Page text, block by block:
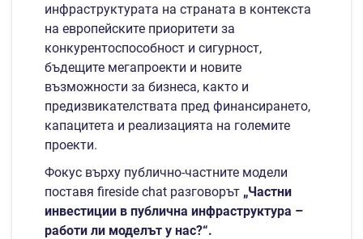
инфраструктурата на страната в контекста
на европейските приоритети за
конкурентоспособност и сигурност,
бъдещите мегапроекти и новите
възможности за бизнеса, както и
предизвикателствата пред финансирането,
капацитета и реализацията на големите
проекти.
Фокус върху публично-частните модели
поставя fireside chat разговорът „Частни
инвестиции в публична инфраструктура –
работи ли моделът у нас?“.